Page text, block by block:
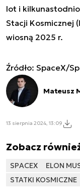
lot i
Stacji Kosmicznej
wiosną 2025 r.
Źródło: SpaceX/
Mateusz
13 sierpnia 2024, 13:09
Zobacz
SPACEX ELON
STATKI KOSMICZNE